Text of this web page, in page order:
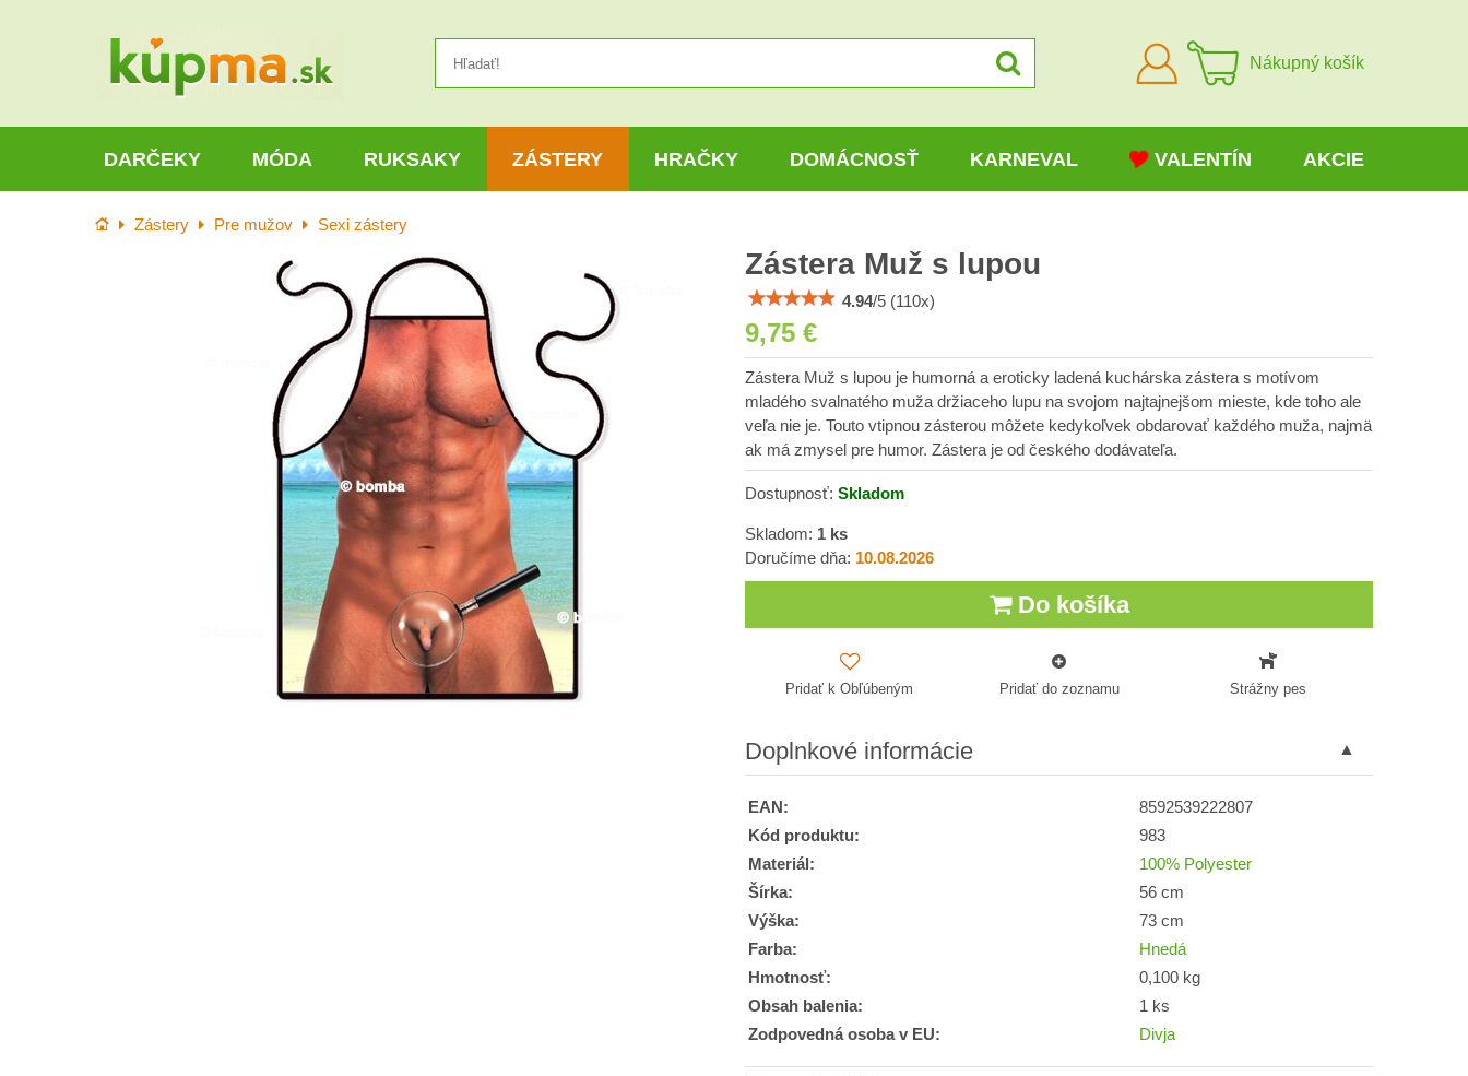
Prihlásiť
sa
Nákupný košík
DARČEKY MÓDA RUKSAKY ZÁSTERY HRAČKY DOMÁCNOSŤ KARNEVAL VALENTÍN AKCIE
Úvod Zástery Pre mužov Sexi zástery
Zástera Muž s lupou
4.94/5 (110x)
9,75 €
Zástera Muž s lupou je humorná a eroticky ladená kuchárska zástera s motívom
mladého svalnatého muža držiaceho lupu na svojom najtajnejšom mieste, kde toho ale
veľa nie je. Touto vtipnou zásterou môžete kedykoľvek obdarovať každého muža, najmä
ak má zmysel pre humor. Zástera je od českého dodávateľa.
Dostupnosť: Skladom
Skladom: 1 ks
Doručíme dňa: 10.08.2026
Do košíka
Pridať k Obľúbeným Pridať do zoznamu Strážny pes
Doplnkové informácie
EAN:
8592539222807
Kód produktu:
983
Materiál:
100% Polyester
Šírka:
56 cm
Výška:
73 cm
Farba:
Hnedá
Hmotnosť:
0,100 kg
Obsah balenia:
1 ks
Zodpovedná osoba v EU:
Divja